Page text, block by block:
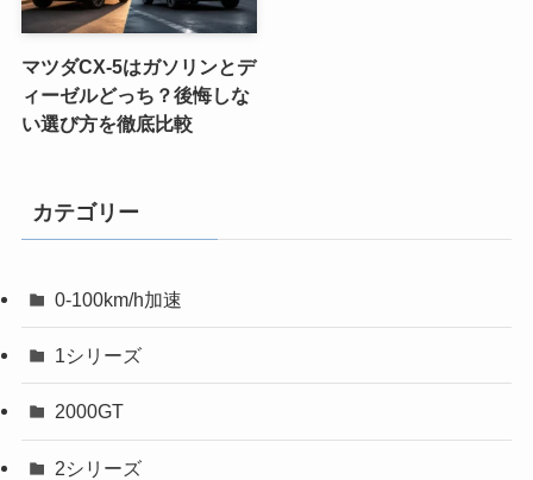
マツダCX-5はガソリンとデ
ィーゼルどっち？後悔しな
い選び方を徹底比較
カテゴリー
0-100km/h加速
1シリーズ
2000GT
2シリーズ